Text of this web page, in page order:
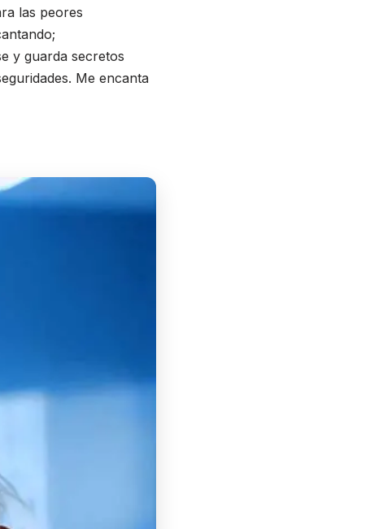
las peores
y guarda secretos
Me encanta